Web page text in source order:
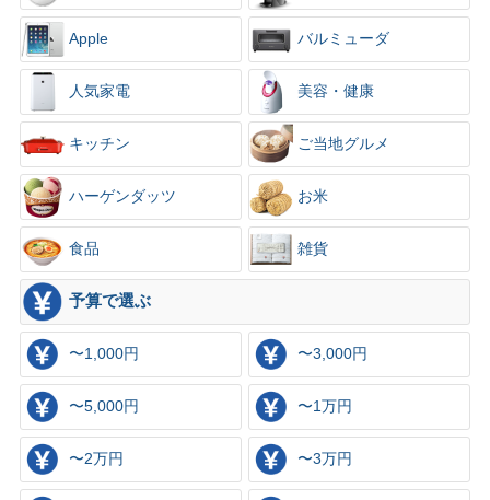
Apple バルミューダ
人気家電 美容・健康
キッチン ご当地グルメ
ハーゲンダッツ お米
食品 雑貨
予算で選ぶ
〜1,000円 〜3,000円
〜5,000円 〜1万円
〜2万円 〜3万円